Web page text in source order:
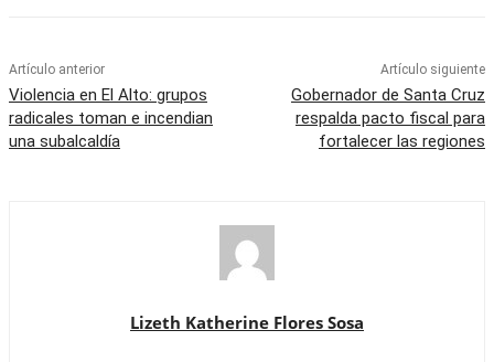
Artículo anterior
Violencia en El Alto: grupos
radicales toman e incendian
una subalcaldía
Artículo siguiente
Gobernador de Santa Cruz
respalda pacto fiscal para
fortalecer las regiones
Lizeth Katherine Flores Sosa